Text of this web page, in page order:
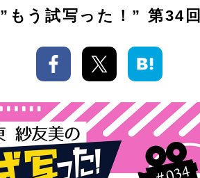
う試写った！” 第34